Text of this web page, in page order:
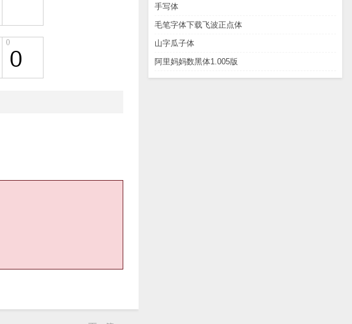
手写体
毛笔字体下载飞波正点体
山字瓜子体
阿里妈妈数黑体1.005版